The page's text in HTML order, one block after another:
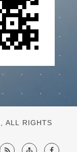
, ALL RIGHTS